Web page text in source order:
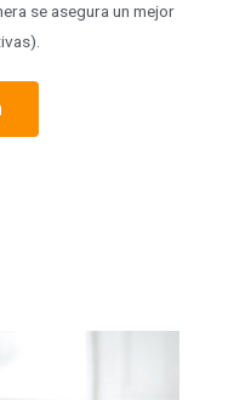
se asegura un mejor